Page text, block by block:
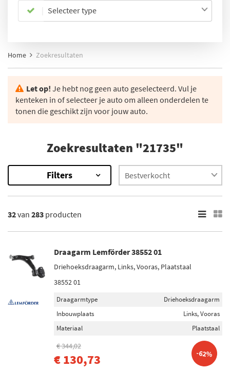
Selecteer type
Home Zoekresultaten
Let op! Je hebt nog geen auto geselecteerd. Vul je
kenteken in of selecteer je auto om alleen onderdelen te
tonen die geschikt zijn voor jouw auto.
Zoekresultaten "21735"
Filters
283Resultaten
×
Categorieën
Draagarm-/ reactiearm lager (54)
Remzadel/remklauw (30)
Fuseekogel (29)
Remblokset (20)
Onderdeelmerk
Brembo (4)
32van 283 producten
Draagarm Lemförder 38552 01
Driehoeksdraagarm, Links, Vooras, Plaatstaal
38552 01
Draagarmtype
Driehoeksdraagarm
Inbouwplaats
Links, Vooras
Materiaal
Plaatstaal
€ 344,02
€ 130,73 -62%